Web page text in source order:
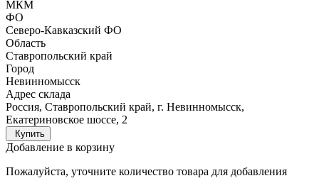
МКМ
ФО
Северо-Кавказский ФО
Область
Ставропольский край
Город
Невинномысск
Адрес склада
Россия, Ставропольский край, г. Невинномысск,
Екатериновское шоссе, 2
Купить
Добавление в корзину
Пожалуйста, уточните количество товара для добавления